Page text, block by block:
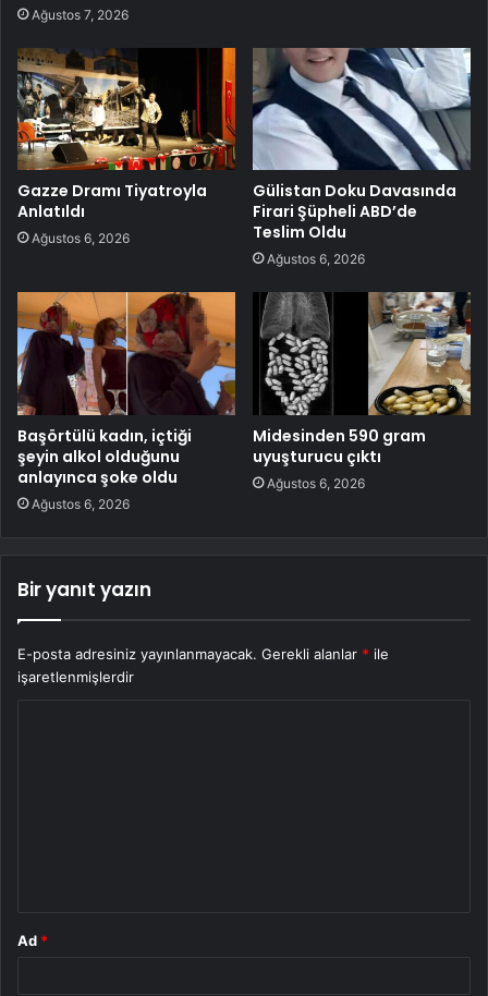
Ağustos 7, 2026
Gazze Dramı Tiyatroyla
Anlatıldı
Ağustos 6, 2026
Gülistan Doku Davasında
Firari Şüpheli ABD’de
Teslim Oldu
Ağustos 6, 2026
Başörtülü kadın, içtiği
şeyin alkol olduğunu
anlayınca şoke oldu
Ağustos 6, 2026
Midesinden 590 gram
uyuşturucu çıktı
Ağustos 6, 2026
Bir yanıt yazın
E-posta adresiniz yayınlanmayacak. Gerekli alanlar * ile
işaretlenmişlerdir
Ad *